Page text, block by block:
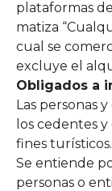
plataformas
matiza
cual se
excluye el
Obligados a
Las personas
los cedentes
fines turísticos.
Se entiende
personas o